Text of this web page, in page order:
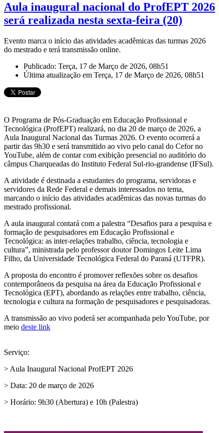
Aula inaugural nacional do ProfEPT 2026
será realizada nesta sexta-feira (20)
Evento marca o início das atividades acadêmicas das turmas 2026
do mestrado e terá transmissão online.
Publicado: Terça, 17 de Março de 2026, 08h51
Última atualização em Terça, 17 de Março de 2026, 08h51
O Programa de Pós-Graduação em Educação Profissional e
Tecnológica (ProfEPT) realizará, no dia 20 de março de 2026, a
Aula Inaugural Nacional das Turmas 2026. O evento ocorrerá a
partir das 9h30 e será transmitido ao vivo pelo canal do Cefor no
YouTube, além de contar com exibição presencial no auditório do
câmpus Charqueadas do Instituto Federal Sul-rio-grandense (IFSul).
A atividade é destinada a estudantes do programa, servidoras e
servidores da Rede Federal e demais interessados no tema,
marcando o início das atividades acadêmicas das novas turmas do
mestrado profissional.
A aula inaugural contará com a palestra “Desafios para a pesquisa e
formação de pesquisadores em Educação Profissional e
Tecnológica: as inter-relações trabalho, ciência, tecnologia e
cultura”, ministrada pelo professor doutor Domingos Leite Lima
Filho, da Universidade Tecnológica Federal do Paraná (UTFPR).
A proposta do encontro é promover reflexões sobre os desafios
contemporâneos da pesquisa na área da Educação Profissional e
Tecnológica (EPT), abordando as relações entre trabalho, ciência,
tecnologia e cultura na formação de pesquisadores e pesquisadoras.
A transmissão ao vivo poderá ser acompanhada pelo YouTube, por
meio deste link
Serviço:
> Aula Inaugural Nacional ProfEPT 2026
> Data: 20 de março de 2026
> Horário: 9h30 (Abertura) e 10h (Palestra)